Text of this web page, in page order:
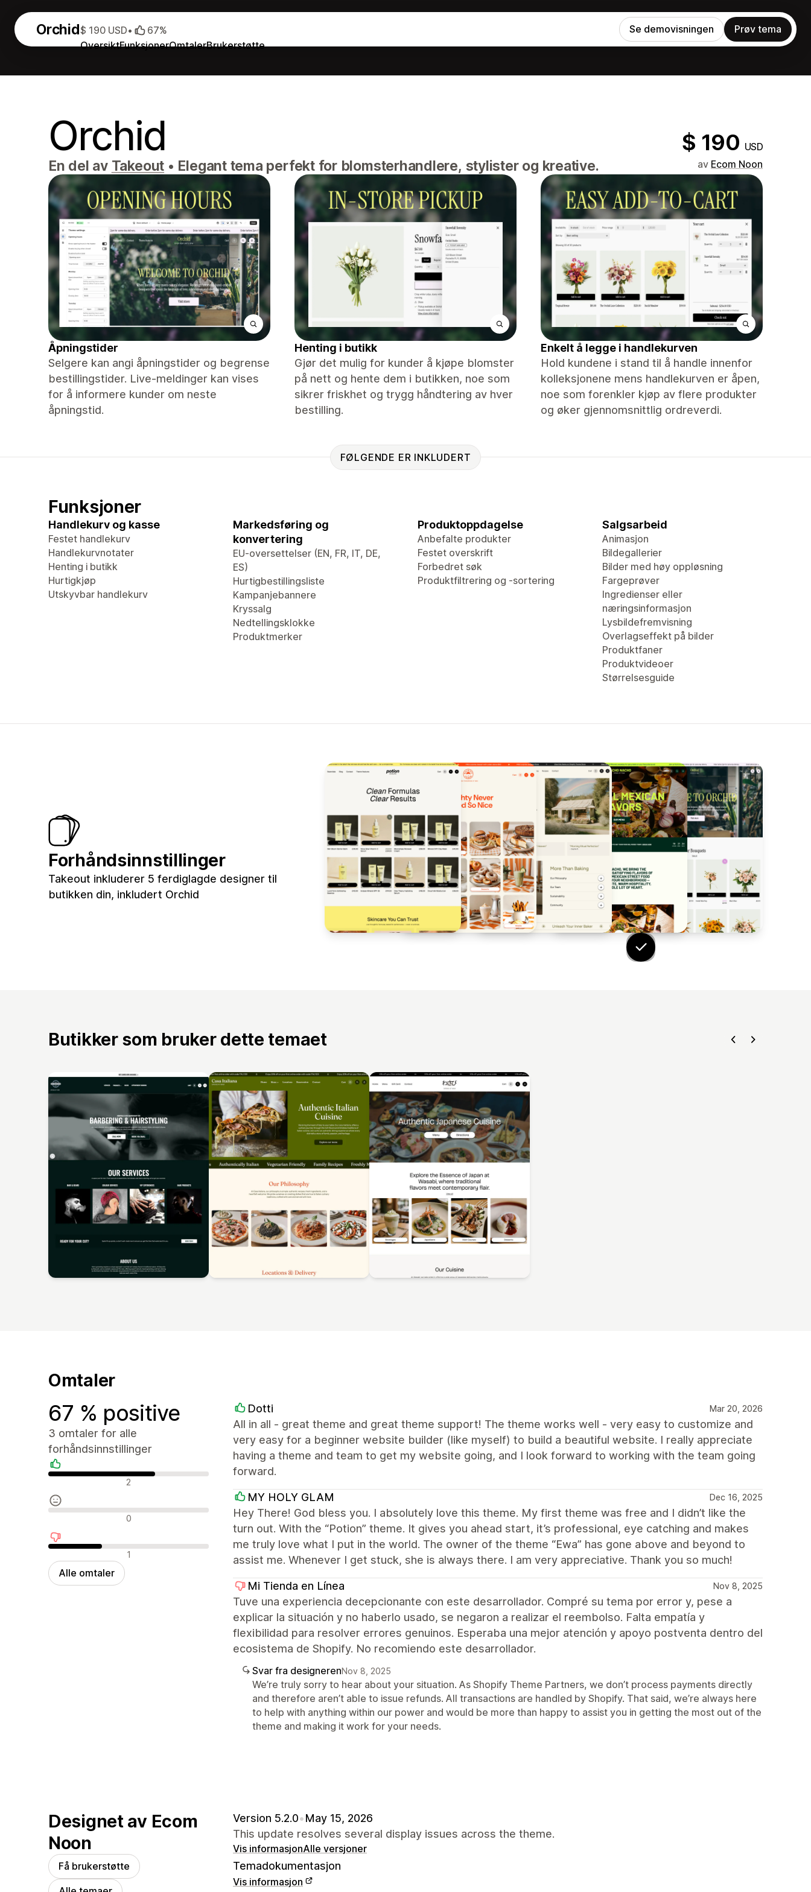
Orchid
OversiktFunksjonerOmtalerBrukerstøtte
$ 190 USD• 67% Se demovisningen Prøv tema
Orchid $ 190 USD
En del av Takeout • Elegant tema perfekt for blomsterhandlere, stylister og kreative. av Ecom Noon
Åpningstider
Selgere kan angi åpningstider og begrense
bestillingstider. Live-meldinger kan vises
for å informere kunder om neste
åpningstid.
Henting i butikk
Gjør det mulig for kunder å kjøpe blomster
på nett og hente dem i butikken, noe som
sikrer friskhet og trygg håndtering av hver
bestilling.
Enkelt å legge i handlekurven
Hold kundene i stand til å handle innenfor
kolleksjonene mens handlekurven er åpen,
noe som forenkler kjøp av flere produkter
og øker gjennomsnittlig ordreverdi.
FØLGENDE ER INKLUDERT
Funksjoner
Handlekurv og kasse
Festet handlekurv
Handlekurvnotater
Henting i butikk
Hurtigkjøp
Utskyvbar handlekurv
Markedsføring og
konvertering
EU-oversettelser (EN, FR, IT, DE,
ES)
Hurtigbestillingsliste
Kampanjebannere
Kryssalg
Nedtellingsklokke
Produktmerker
Produktoppdagelse
Anbefalte produkter
Festet overskrift
Forbedret søk
Produktfiltrering og -sortering
Salgsarbeid
Animasjon
Bildegallerier
Bilder med høy oppløsning
Fargeprøver
Ingredienser eller
næringsinformasjon
Lysbildefremvisning
Overlagseffekt på bilder
Produktfaner
Produktvideoer
Størrelsesguide
Forhåndsinnstillinger
Takeout inkluderer 5 ferdiglagde designer til
butikken din, inkludert Orchid
Butikker som bruker dette temaet
Omtaler
67 % positive
3 omtaler for alle
forhåndsinnstillinger
Positive omtaler 2
Nøytrale omtaler 0
Negative omtaler 1
Alle omtaler
Dotti Mar 20, 2026
All in all - great theme and great theme support! The theme works well - very easy to customize and
very easy for a beginner website builder (like myself) to build a beautiful website. I really appreciate
having a theme and team to get my website going, and I look forward to working with the team going
forward.
MY HOLY GLAM Dec 16, 2025
Hey There! God bless you. I absolutely love this theme. My first theme was free and I didn’t like the
turn out. With the “Potion” theme. It gives you ahead start, it’s professional, eye catching and makes
me truly love what I put in the world. The owner of the theme “Ewa” has gone above and beyond to
assist me. Whenever I get stuck, she is always there. I am very appreciative. Thank you so much!
Mi Tienda en Línea Nov 8, 2025
Tuve una experiencia decepcionante con este desarrollador. Compré su tema por error y, pese a
explicar la situación y no haberlo usado, se negaron a realizar el reembolso. Falta empatía y
flexibilidad para resolver errores genuinos. Esperaba una mejor atención y apoyo postventa dentro del
ecosistema de Shopify. No recomiendo este desarrollador.
Svar fra designerenNov 8, 2025
We’re truly sorry to hear about your situation. As Shopify Theme Partners, we don’t process payments directly
and therefore aren’t able to issue refunds. All transactions are handled by Shopify. That said, we’re always here
to help with anything within our power and would be more than happy to assist you in getting the most out of the
theme and making it work for your needs.
Designet av Ecom
Noon
Få brukerstøtte
Version 5.2.0•May 15, 2026
This update resolves several display issues across the theme.
Vis informasjonAlle versjoner
Temadokumentasjon
Vis informasjon